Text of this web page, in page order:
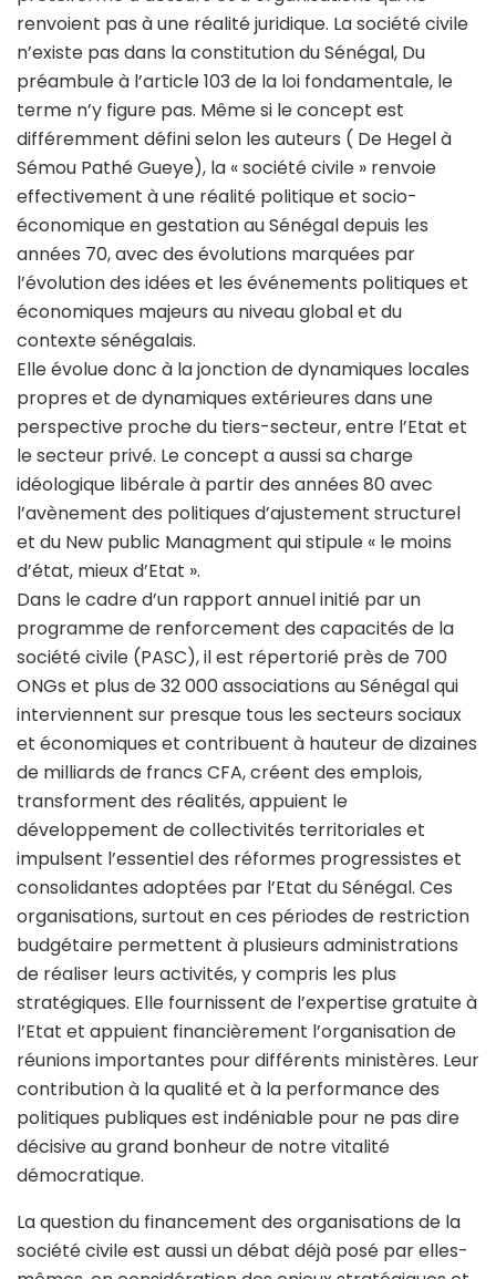
renvoient pas à une réalité juridique. La société civile
n’existe pas dans la constitution du Sénégal, Du
préambule à l’article 103 de la loi fondamentale, le
terme n’y figure pas. Même si le concept est
différemment défini selon les auteurs ( De Hegel à
Sémou Pathé Gueye), la « société civile » renvoie
effectivement à une réalité politique et socio-
économique en gestation au Sénégal depuis les
années 70, avec des évolutions marquées par
l’évolution des idées et les événements politiques et
économiques majeurs au niveau global et du
contexte sénégalais.
Elle évolue donc à la jonction de dynamiques locales
propres et de dynamiques extérieures dans une
perspective proche du tiers-secteur, entre l’Etat et
le secteur privé. Le concept a aussi sa charge
idéologique libérale à partir des années 80 avec
l’avènement des politiques d’ajustement structurel
et du New public Managment qui stipule « le moins
d’état, mieux d’Etat ».
Dans le cadre d’un rapport annuel initié par un
programme de renforcement des capacités de la
société civile (PASC), il est répertorié près de 700
ONGs et plus de 32 000 associations au Sénégal qui
interviennent sur presque tous les secteurs sociaux
et économiques et contribuent à hauteur de dizaines
de milliards de francs CFA, créent des emplois,
transforment des réalités, appuient le
développement de collectivités territoriales et
impulsent l’essentiel des réformes progressistes et
consolidantes adoptées par l’Etat du Sénégal. Ces
organisations, surtout en ces périodes de restriction
budgétaire permettent à plusieurs administrations
de réaliser leurs activités, y compris les plus
stratégiques. Elle fournissent de l’expertise gratuite à
l’Etat et appuient financièrement l’organisation de
réunions importantes pour différents ministères. Leur
contribution à la qualité et à la performance des
politiques publiques est indéniable pour ne pas dire
décisive au grand bonheur de notre vitalité
démocratique.
La question du financement des organisations de la
société civile est aussi un débat déjà posé par elles-